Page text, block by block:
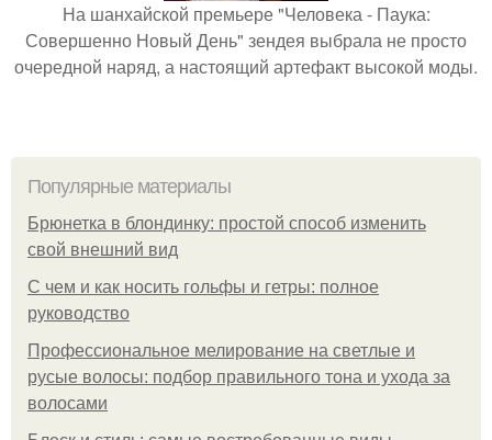
На шанхайской премьере "Человека - Паука:
Совершенно Новый День" зендея выбрала не просто
очередной наряд, а настоящий артефакт высокой моды.
Популярные материалы
Брюнетка в блондинку: простой способ изменить
свой внешний вид
С чем и как носить гольфы и гетры: полное
руководство
Профессиональное мелирование на светлые и
русые волосы: подбор правильного тона и ухода за
волосами